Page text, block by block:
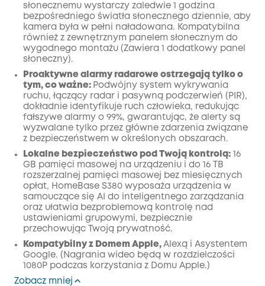
słonecznemu wystarczy zaledwie 1 godzina
bezpośredniego światła słonecznego dziennie, aby
kamera była w pełni naładowana. Kompatybilna
również z zewnętrznym panelem słonecznym do
wygodnego montażu (Zawiera 1 dodatkowy panel
słoneczny).
Proaktywne alarmy radarowe ostrzegają tylko o
tym, co ważne: Podwójny system wykrywania
ruchu, łączący radar i pasywną podczerwień (PIR),
dokładnie identyfikuje ruch człowieka, redukując
fałszywe alarmy o 99%, gwarantując, że alerty są
wyzwalane tylko przez główne zdarzenia związane
z bezpieczeństwem w określonych obszarach.
Lokalne bezpieczeństwo pod Twoją kontrolą: 16
GB pamięci masowej na urządzeniu i do 16 TB
rozszerzalnej pamięci masowej bez miesięcznych
opłat, HomeBase S380 wyposaża urządzenia w
samouczące się AI do inteligentnego zarządzania
oraz ułatwia bezproblemową kontrolę nad
ustawieniami grupowymi, bezpiecznie
przechowując Twoją prywatność.
Kompatybilny z Domem Apple, Alexą i Asystentem
Google. (Nagrania wideo będą w rozdzielczości
1080P podczas korzystania z Domu Apple.)
Zobacz mniej